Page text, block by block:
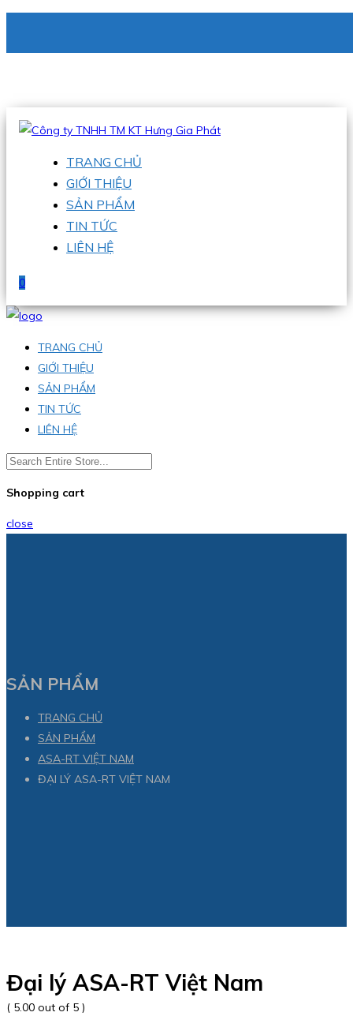
Hotline:0938 336 079
TRANG CHỦ
GIỚI THIỆU
SẢN PHẨM
TIN TỨC
LIÊN HỆ
0
TRANG CHỦ
GIỚI THIỆU
SẢN PHẨM
TIN TỨC
LIÊN HỆ
Shopping cart
close
SẢN PHẨM
TRANG CHỦ
SẢN PHẨM
ASA-RT VIỆT NAM
ĐẠI LÝ ASA-RT VIỆT NAM
Đại lý ASA-RT Việt Nam
( 5.00 out of 5 )